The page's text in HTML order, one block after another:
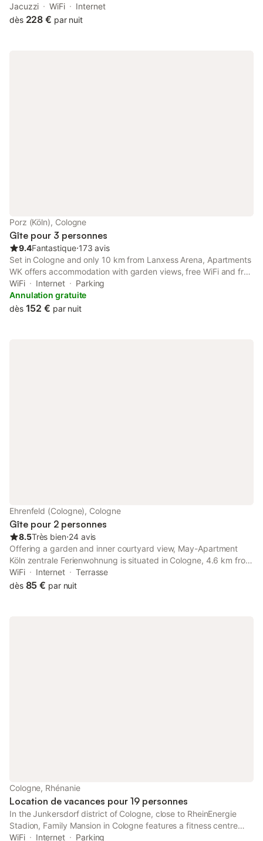
from Saint Gereon's Basilica, 3.9 km from National Socialism
Documentation Centre and 4.3 km from Musical Dome Cologne.
Jacuzzi WiFi
Internet
dès 228 € par nuit
Porz (Köln), Cologne
Gîte pour 3 personnes
9.4Fantastique⋅173 avis
Set in Cologne and only 10 km from Lanxess Arena, Apartments
WK offers accommodation with garden views, free WiFi and free
private parking. There is a private entrance at the apartment for
the convenience of those who stay.
WiFi Internet
Parking
Annulation gratuite
dès 152 € par nuit
Ehrenfeld (Cologne), Cologne
Gîte pour 2 personnes
8.5Très bien⋅24 avis
Offering a garden and inner courtyard view, May-Apartment
Köln zentrale Ferienwohnung is situated in Cologne, 4.6 km from
Saint Gereon's Basilica and 5.2 km from National Socialism
Documentation Centre.
WiFi Internet
Terrasse
dès 85 € par nuit
Cologne, Rhénanie
Location de vacances pour 19 personnes
In the Junkersdorf district of Cologne, close to RheinEnergie
Stadion, Family Mansion in Cologne features a fitness centre
and a washing machine. This property offers access to a
WiFi Internet Parking